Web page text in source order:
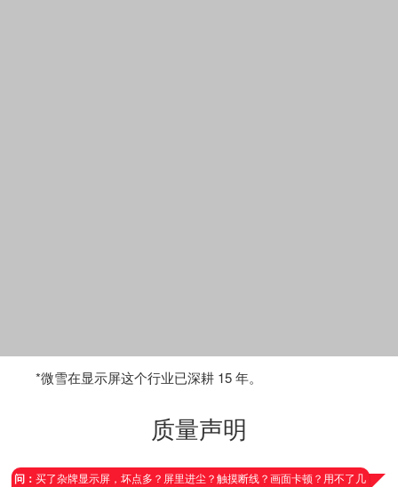
*微雪在显示屏这个行业已深耕 15 年。
质量声明
问： 买了杂牌显示屏，坏点多？屏里进尘？触摸断线？画面卡顿？用不了几